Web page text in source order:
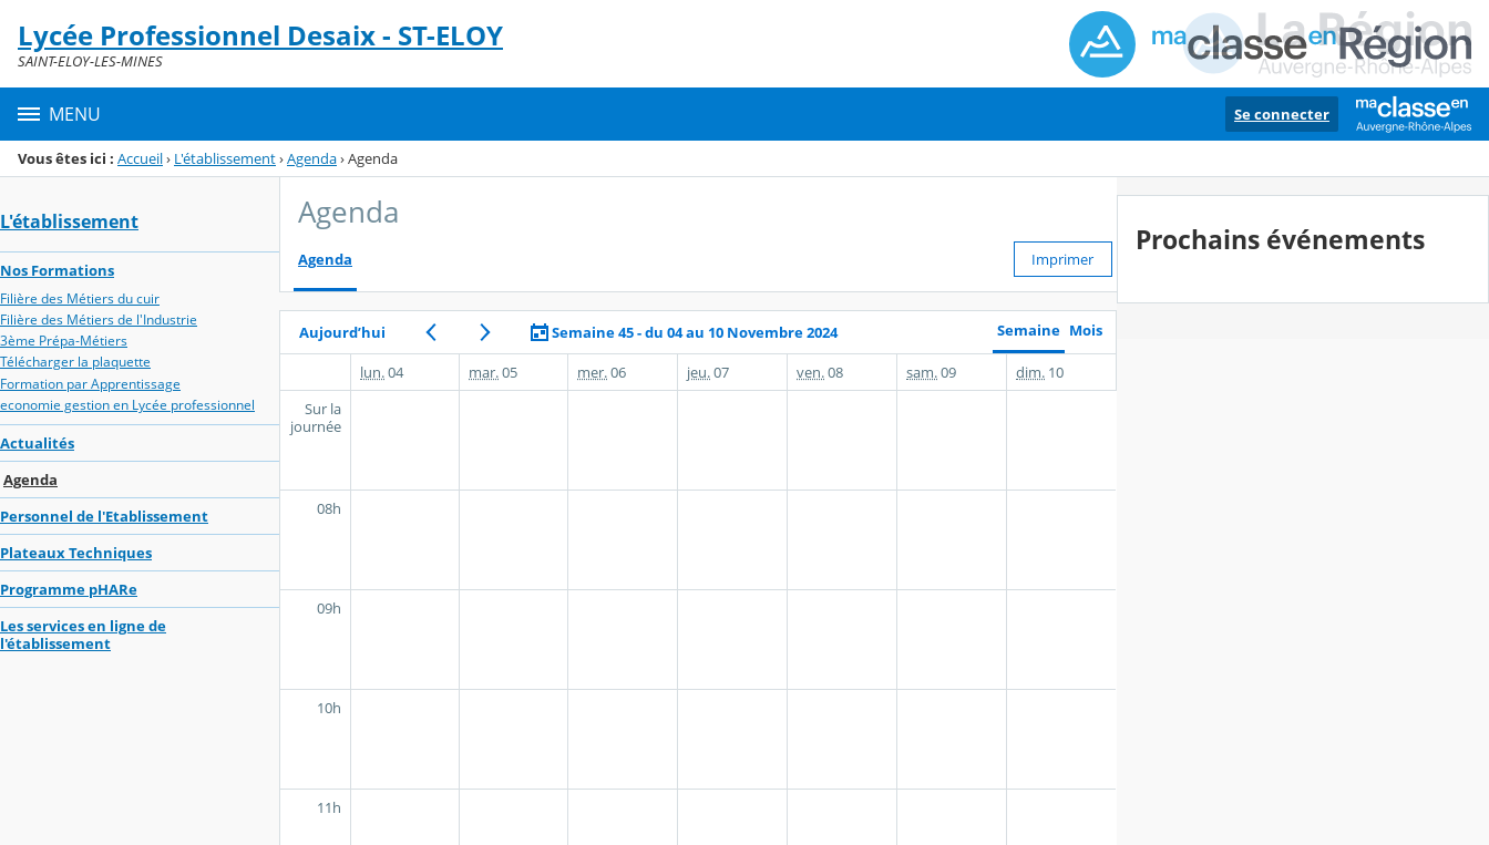
Menu de la rubrique
Contenu
Lycée Professionnel Desaix - ST-ELOY
SAINT-ELOY-LES-MINES
MENU Se connecter
Vous êtes ici : Accueil› L'établissement›Agenda›Agenda
L'établissement
Nos Formations
Filière des Métiers du cuir
Filière des Métiers de l'Industrie
3ème Prépa-Métiers
Télécharger la plaquette
Formation par Apprentissage
economie gestion en Lycée professionnel
Actualités
Agenda
Personnel de l'Etablissement
Plateaux Techniques
Programme pHARe
Les services en ligne de
l'établissement
Agenda
Agenda Imprimer
Aujourd’hui Semaine 45 - du 04 au 10 Novembre 2024 Semaine Mois
lun.04 mar.05 mer.06 jeu.07 ven.08 sam.09 dim. 10
Sur la
journée
08h
09h
10h
11h
Prochains événements